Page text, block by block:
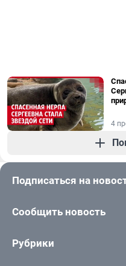
4
Подписаться на
Сообщить новость
Рубрики